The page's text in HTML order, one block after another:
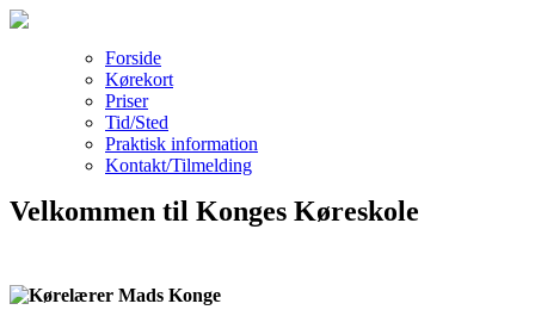
Forside
Kørekort
Priser
Tid/Sted
Praktisk information
Kontakt/Tilmelding
Velkommen til Konges Køreskole